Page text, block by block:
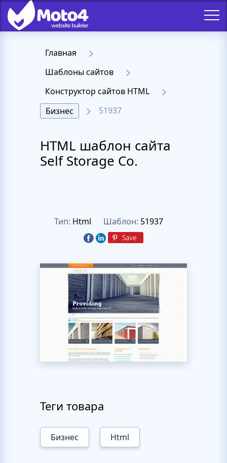
Главная
Шаблоны сайтов
Конструктор сайтов HTML
Бизнес
51937
HTML шаблон сайта
Self Storage Co.
Тип: Html Шаблон: 51937
Теги товара
Бизнес Html